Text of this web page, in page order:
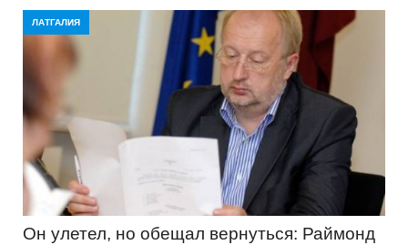
ЛАТГАЛИЯ
Он улетел, но обещал вернуться: Раймонд